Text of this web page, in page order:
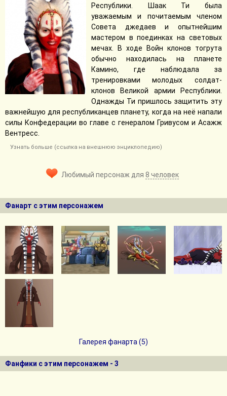
Республики. Шаак Ти была
уважаемым и почитаемым членом
Совета джедаев и опытнейшим
мастером в поединках на световых
мечах. В ходе Войн клонов тогрута
обычно находилась на планете
Камино, где наблюдала за
тренировками молодых солдат-
клонов Великой армии Республики.
Однажды Ти пришлось защитить эту
важнейшую для республиканцев планету, когда на неё напали
силы Конфедерации во главе с генералом Гривусом и Асажж
Вентресс.
Узнать больше (ссылка на внешнюю энциклопедию)
Любимый персонаж для 8 человек
Фанарт с этим персонажем
Галерея фанарта (5)
Фанфики с этим персонажем - 3